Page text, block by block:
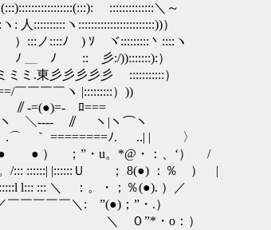
::::::::::::::＼～
ヽ::::::::::::::::::::::::))）
::::ﾉ ) ｿ ヾ:::::::::丶::::ヽ
ﾉ :: 彡:/)):::::::):）
東彡彡彡彡彡 :::::::::::）
￣￣￣ヽ |:::::::::）))
ﾛ===
---- ∥ ヽ|ヽ⌒ヽ
｀ ========ﾉ. ..| | 〉
） ；”・u。*@・：、‘） /
::::::| |::::::Ｕ ； 8(●) ：％ ） |
l::: ::: ＼ ：。・；％(●). ）／
￣￣＼: ”(●)；”・.）
０”*・o：）